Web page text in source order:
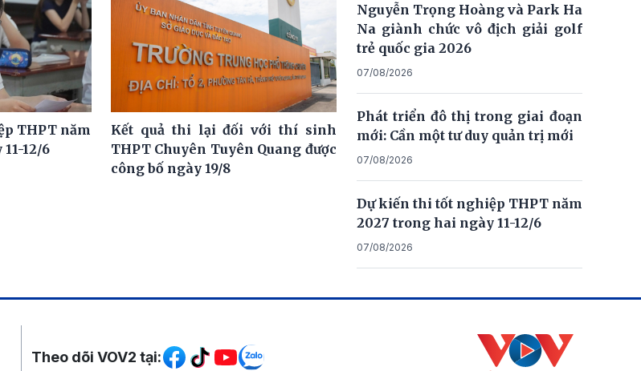
THPT năm
12/6
Kết quả thi lại đối với thí sinh
THPT Chuyên Tuyên Quang được
công bố ngày 19/8
Nguyễn Trọng Hoàng và Park Ha
Na giành chức vô địch giải golf
trẻ quốc gia 2026
07/08/2026
Phát triển đô thị trong giai đoạn
mới: Cần một tư duy quản trị mới
07/08/2026
Dự kiến thi tốt nghiệp THPT năm
2027 trong hai ngày 11-12/6
07/08/2026
Mạng xã hội
Theo dõi VOV2 tại: